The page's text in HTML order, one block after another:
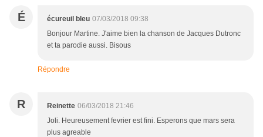
É écureuil bleu 07/03/2018 09:38
Bonjour Martine. J'aime bien la chanson de Jacques Dutronc
et ta parodie aussi. Bisous
Répondre
R Reinette 06/03/2018 21:46
Joli. Heureusement fevrier est fini. Esperons que mars sera
plus agreable